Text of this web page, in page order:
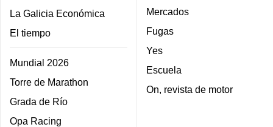
La Galicia Económica
El tiempo
Mundial 2026
Torre de Marathon
Grada de Río
Opa Racing
Mercados
Fugas
Yes
Escuela
On, revista de motor